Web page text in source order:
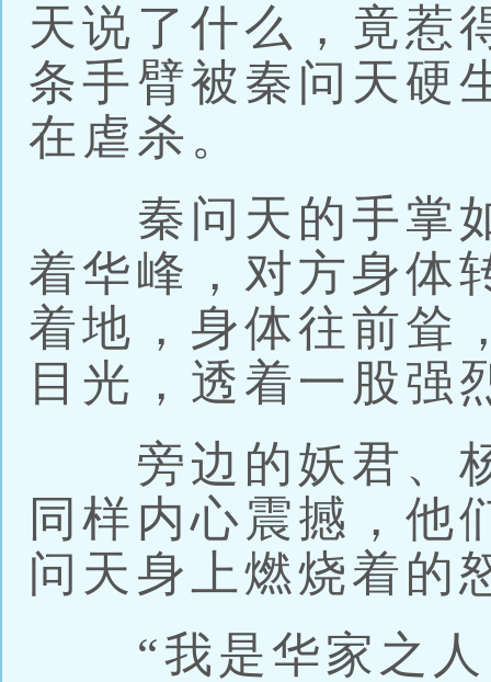
天说了什么，竟惹
条手臂被秦问天硬
在虐杀。
秦问天的手掌如
着华峰，对方身体
着地，身体往前耸
目光，透着一股强
旁边的妖君、杨
同样内心震撼，他
问天身上燃烧着的
“我是华家之人